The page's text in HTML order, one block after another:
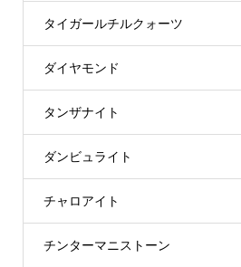
タイガールチルクォーツ
ダイヤモンド
タンザナイト
ダンビュライト
チャロアイト
チンターマニストーン